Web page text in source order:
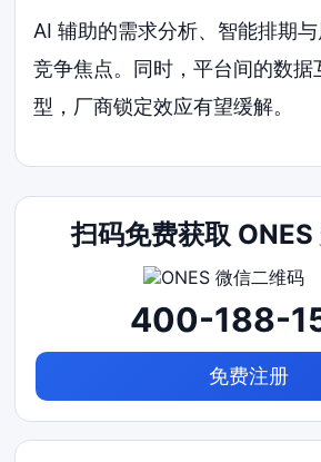
AI 辅助的需求分析、智能排期
竞争焦点。同时，平台间的数据
型，厂商锁定效应有望缓解。
扫码免费获取
400-188-
免费注册